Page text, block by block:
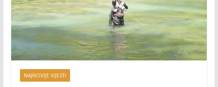
NAJNOVIJE VIJESTI